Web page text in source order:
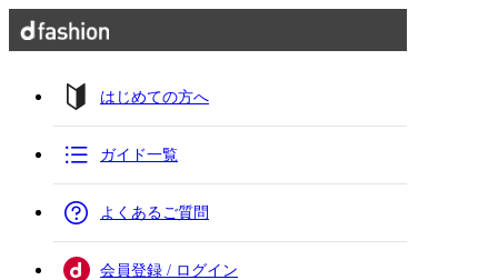
はじめての方へ
ガイド一覧
よくあるご質問
会員登録 / ログイン